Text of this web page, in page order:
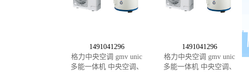
1491041296
格力中央空调 gmv unic
多能一体机 中央空调、
1491041296
格力中央空调 gmv unic
多能一体机 中央空调、